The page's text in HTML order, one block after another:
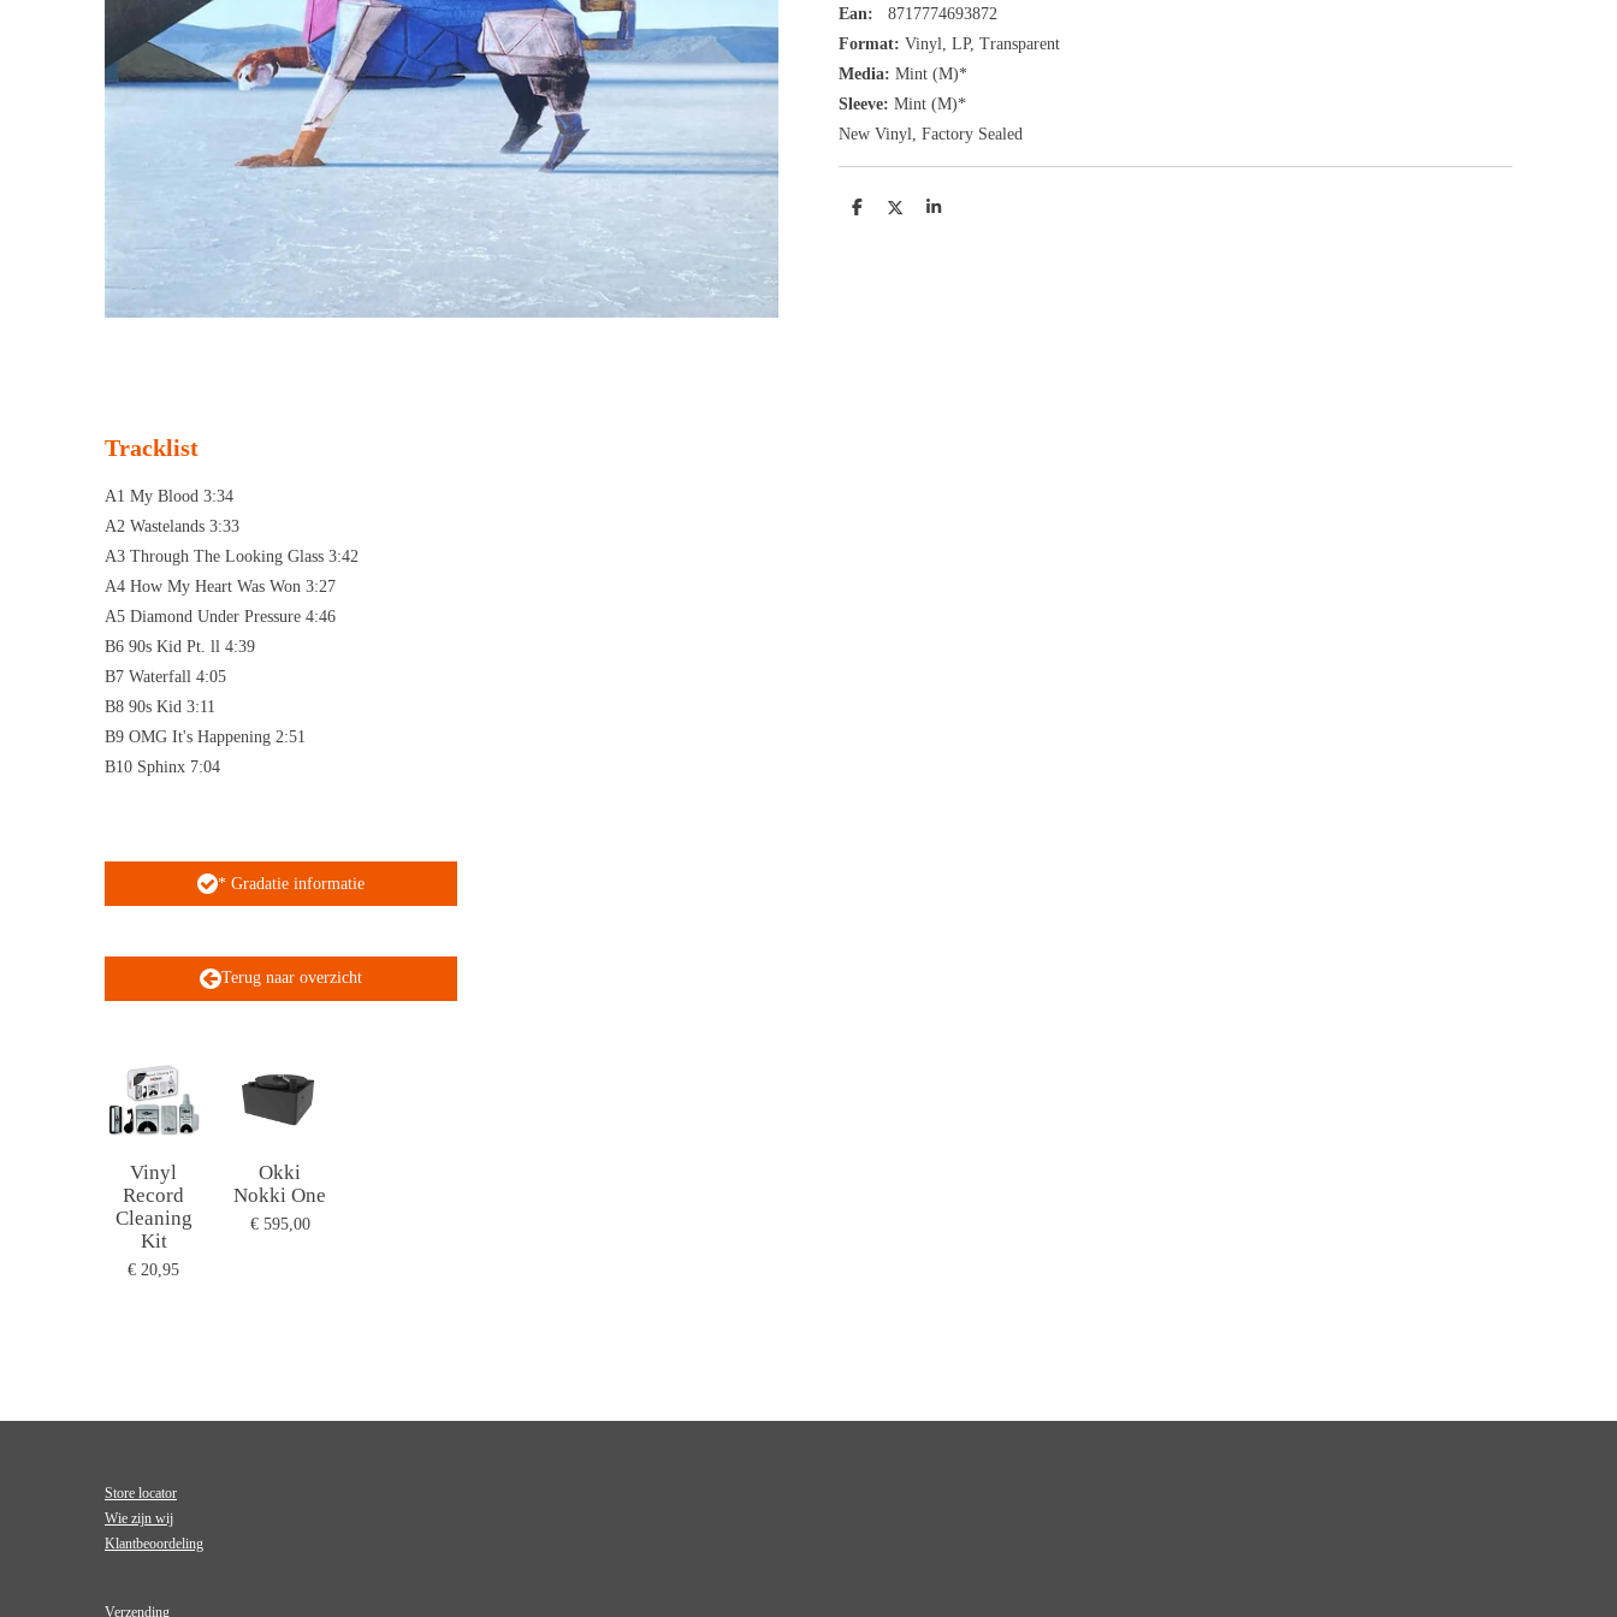
Ean:
8717774693872
Format: Vinyl, LP, Transparent
Media: Mint (M)*
Sleeve: Mint (M)*
New Vinyl, Factory Sealed
D
D
S
Tracklist
A1 My Blood 3:34
A2 Wastelands 3:33
A3 Through The Looking Glass 3:42
A4 How My Heart Was Won 3:27
A5 Diamond Under Pressure 4:46
B6 90s Kid Pt. ll 4:39
B7 Waterfall 4:05
B8 90s Kid 3:11
B9 OMG It's Happening 2:51
B10 Sphinx 7:04
* Gradatie informatie
Terug naar overzicht
Vinyl
Record
Cleaning
Kit
€ 20,95
Okki
Nokki One
€ 595,00
Store locator
Wie zijn wij
Klantbeoordeling
Verzending